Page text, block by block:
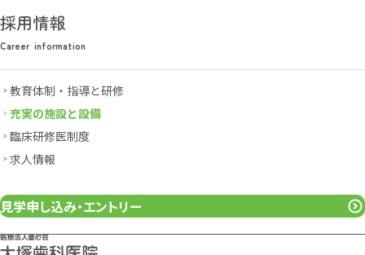
採用情報
Career information
Career information
教育体制・指導と研修
充実の施設と設備
臨床研修医制度
求人情報
見学申し込み・エントリー